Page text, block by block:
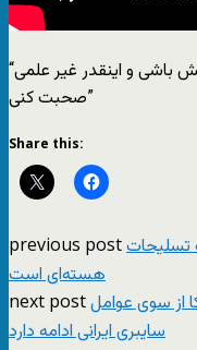
“ننگ به آن مجموعه ای که تو وزیر بهداشتش باشی و اینقدر غیر علمی
صحبت کنی”
Share this:
previous postتسلیحات
هسته‌ای است
next postاز سوی عوامل
سایبری ایرانی ادامه دارد